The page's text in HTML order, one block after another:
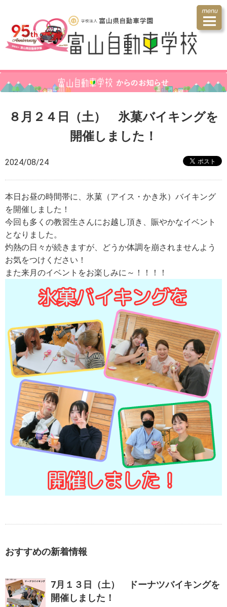
８月２４日（土） 氷菓バイキングを
開催しました！
2024/08/24
本日お昼の時間帯に、氷菓（アイス・かき氷）バイキング
を開催しました！
今回も多くの教習生さんにお越し頂き、賑やかなイベント
となりました。
灼熱の日々が続きますが、どうか体調を崩されませんよう
お気をつけください！
また来月のイベントをお楽しみに～！！！！
おすすめの新着情報
7月１３日（土） ドーナツバイキングを
開催しました！